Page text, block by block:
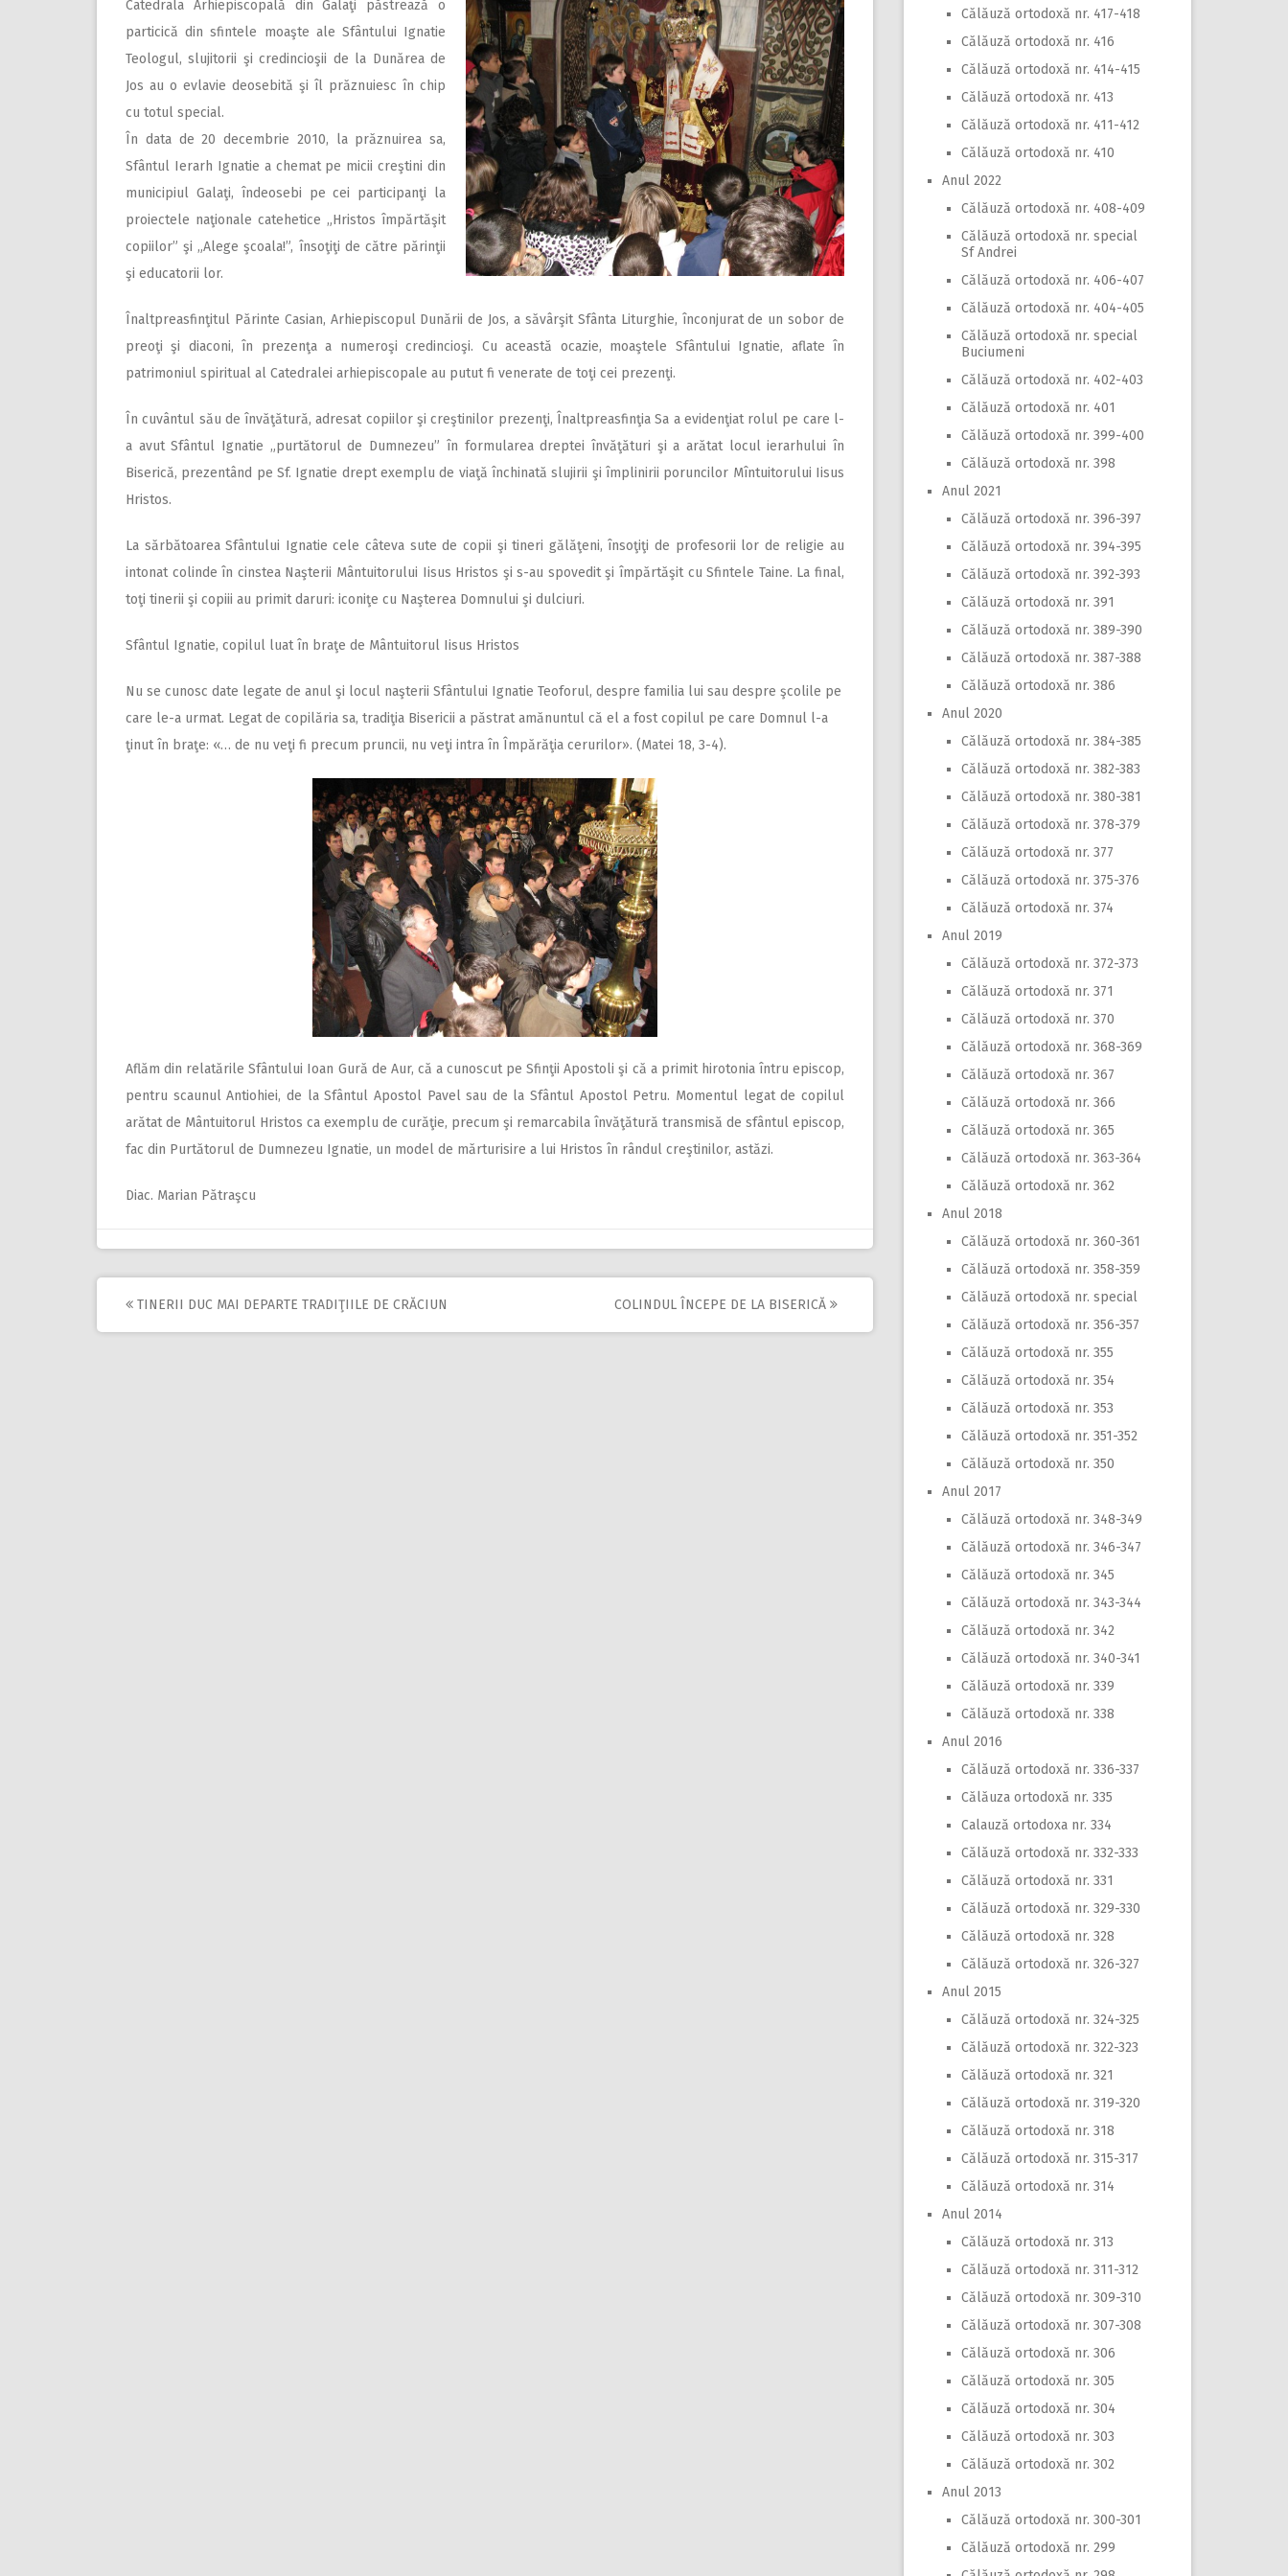
Catedrala Arhiepiscopală din Galaţi păstrează o
particică din sfintele moaşte ale Sfântului Ignatie
Teologul, slujitorii şi credincioşii de la Dunărea de
Jos au o evlavie deosebită şi îl prăznuiesc în chip
cu totul special.
În data de 20 decembrie 2010, la prăznuirea sa,
Sfântul Ierarh Ignatie a chemat pe micii creştini din
municipiul Galaţi, îndeosebi pe cei participanţi la
proiectele naţionale catehetice „Hristos împărtăşit
copiilor” şi „Alege şcoala!”, însoţiţi de către părinţii
şi educatorii lor.
Înaltpreasfinţitul Părinte Casian, Arhiepiscopul Dunării de Jos, a săvârşit Sfânta Liturghie, înconjurat de un sobor de
preoţi şi diaconi, în prezenţa a numeroşi credincioşi. Cu această ocazie, moaştele Sfântului Ignatie, aflate în
patrimoniul spiritual al Catedralei arhiepiscopale au putut fi venerate de toţi cei prezenţi.
În cuvântul său de învăţătură, adresat copiilor şi creştinilor prezenţi, Înaltpreasfinţia Sa a evidenţiat rolul pe care l-
a avut Sfântul Ignatie „purtătorul de Dumnezeu” în formularea dreptei învăţături şi a arătat locul ierarhului în
Biserică, prezentând pe Sf. Ignatie drept exemplu de viaţă închinată slujirii şi împlinirii poruncilor Mîntuitorului Iisus
Hristos.
La sărbătoarea Sfântului Ignatie cele câteva sute de copii şi tineri gălăţeni, însoţiţi de profesorii lor de religie au
intonat colinde în cinstea Naşterii Mântuitorului Iisus Hristos şi s-au spovedit şi împărtăşit cu Sfintele Taine. La final,
toţi tinerii şi copiii au primit daruri: iconiţe cu Naşterea Domnului şi dulciuri.
Sfântul Ignatie, copilul luat în braţe de Mântuitorul Iisus Hristos
Nu se cunosc date legate de anul şi locul naşterii Sfântului Ignatie Teoforul, despre familia lui sau despre şcolile pe
care le-a urmat. Legat de copilăria sa, tradiţia Bisericii a păstrat amănuntul că el a fost copilul pe care Domnul l-a
ţinut în braţe: «… de nu veţi fi precum pruncii, nu veţi intra în Împărăţia cerurilor». (Matei 18, 3-4).
Aflăm din relatările Sfântului Ioan Gură de Aur, că a cunoscut pe Sfinţii Apostoli şi că a primit hirotonia întru episcop,
pentru scaunul Antiohiei, de la Sfântul Apostol Pavel sau de la Sfântul Apostol Petru. Momentul legat de copilul
arătat de Mântuitorul Hristos ca exemplu de curăţie, precum şi remarcabila învăţătură transmisă de sfântul episcop,
fac din Purtătorul de Dumnezeu Ignatie, un model de mărturisire a lui Hristos în rândul creştinilor, astăzi.
Diac. Marian Pătraşcu
Post
TINERII DUC MAI DEPARTE TRADIŢIILE DE CRĂCIUN COLINDUL ÎNCEPE DE LA BISERICĂ
Călăuză ortodoxă nr. 417-418
Călăuză ortodoxă nr. 416
Călăuză ortodoxă nr. 414-415
Călăuză ortodoxă nr. 413
Călăuză ortodoxă nr. 411-412
Călăuză ortodoxă nr. 410
Anul 2022
Călăuză ortodoxă nr. 408-409
Călăuză ortodoxă nr. special
Sf Andrei
Călăuză ortodoxă nr. 406-407
Călăuză ortodoxă nr. 404-405
Călăuză ortodoxă nr. special
Buciumeni
Călăuză ortodoxă nr. 402-403
Călăuză ortodoxă nr. 401
Călăuză ortodoxă nr. 399-400
Călăuză ortodoxă nr. 398
Anul 2021
Călăuză ortodoxă nr. 396-397
Călăuză ortodoxă nr. 394-395
Călăuză ortodoxă nr. 392-393
Călăuză ortodoxă nr. 391
Călăuză ortodoxă nr. 389-390
Călăuză ortodoxă nr. 387-388
Călăuză ortodoxă nr. 386
Anul 2020
Călăuză ortodoxă nr. 384-385
Călăuză ortodoxă nr. 382-383
Călăuză ortodoxă nr. 380-381
Călăuză ortodoxă nr. 378-379
Călăuză ortodoxă nr. 377
Călăuză ortodoxă nr. 375-376
Călăuză ortodoxă nr. 374
Anul 2019
Călăuză ortodoxă nr. 372-373
Călăuză ortodoxă nr. 371
Călăuză ortodoxă nr. 370
Călăuză ortodoxă nr. 368-369
Călăuză ortodoxă nr. 367
Călăuză ortodoxă nr. 366
Călăuză ortodoxă nr. 365
Călăuză ortodoxă nr. 363-364
Călăuză ortodoxă nr. 362
Anul 2018
Călăuză ortodoxă nr. 360-361
Călăuză ortodoxă nr. 358-359
Călăuză ortodoxă nr. special
Călăuză ortodoxă nr. 356-357
Călăuză ortodoxă nr. 355
Călăuză ortodoxă nr. 354
Călăuză ortodoxă nr. 353
Călăuză ortodoxă nr. 351-352
Călăuză ortodoxă nr. 350
Anul 2017
Călăuză ortodoxă nr. 348-349
Călăuză ortodoxă nr. 346-347
Călăuză ortodoxă nr. 345
Călăuză ortodoxă nr. 343-344
Călăuză ortodoxă nr. 342
Călăuză ortodoxă nr. 340-341
Călăuză ortodoxă nr. 339
Călăuză ortodoxă nr. 338
Anul 2016
Călăuză ortodoxă nr. 336-337
Călăuza ortodoxă nr. 335
Calauză ortodoxa nr. 334
Călăuză ortodoxă nr. 332-333
Călăuză ortodoxă nr. 331
Călăuză ortodoxă nr. 329-330
Călăuză ortodoxă nr. 328
Călăuză ortodoxă nr. 326-327
Anul 2015
Călăuză ortodoxă nr. 324-325
Călăuză ortodoxă nr. 322-323
Călăuză ortodoxă nr. 321
Călăuză ortodoxă nr. 319-320
Călăuză ortodoxă nr. 318
Călăuză ortodoxă nr. 315-317
Călăuză ortodoxă nr. 314
Anul 2014
Călăuză ortodoxă nr. 313
Călăuză ortodoxă nr. 311-312
Călăuză ortodoxă nr. 309-310
Călăuză ortodoxă nr. 307-308
Călăuză ortodoxă nr. 306
Călăuză ortodoxă nr. 305
Călăuză ortodoxă nr. 304
Călăuză ortodoxă nr. 303
Călăuză ortodoxă nr. 302
Anul 2013
Călăuză ortodoxă nr. 300-301
Călăuză ortodoxă nr. 299